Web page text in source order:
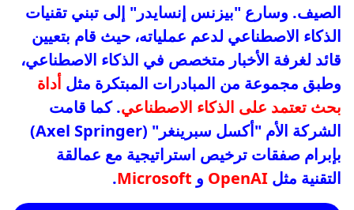
الصيف. وسارع "بيزنس إنسايدر" إلى تبني تقنيات
الذكاء الاصطناعي لدعم عملياته، حيث قام بتعيين
قائد لغرفة الأخبار متخصص في الذكاء الاصطناعي،
وطبق مجموعة من المبادرات المبتكرة مثل أداة
بحث تعتمد على الذكاء الاصطناعي. كما قامت
الشركة الأم "أكسل سبرينغر" (Axel Springer)
بإبرام صفقات ترخيص استراتيجية مع عمالقة
التقنية مثل OpenAI و Microsoft
.